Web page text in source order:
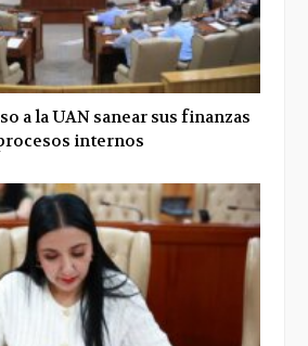
a la UAN sanear sus finanzas
internos